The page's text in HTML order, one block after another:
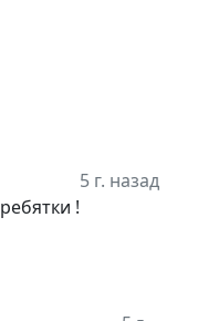
!
5 г. назад